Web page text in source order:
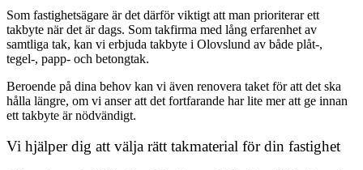
Som fastighetsägare är det därför viktigt att man prioriterar ett
takbyte när det är dags. Som takfirma med lång erfarenhet av
samtliga tak, kan vi erbjuda takbyte i Olovslund av både plåt-,
tegel-, papp- och betongtak.
Beroende på dina behov kan vi även renovera taket för att det ska
hålla längre, om vi anser att det fortfarande har lite mer att ge innan
ett takbyte är nödvändigt.
Vi hjälper dig att välja rätt takmaterial för din fastighet